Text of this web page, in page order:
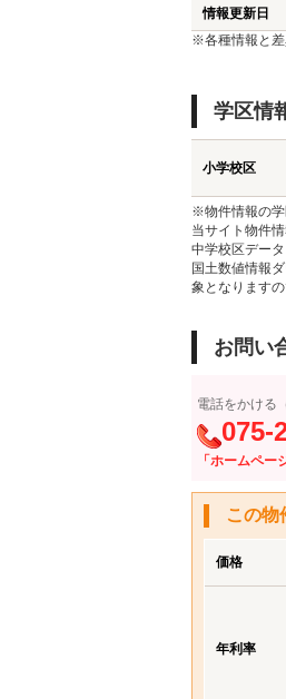
情報更新日
※各種情報と差
学区情
小学校区
※物件情報の
当サイト物件
中学校区デー
国土数値情報
象となります
お問い
電話をかける
075-
「ホームペー
この物
価格
年利率